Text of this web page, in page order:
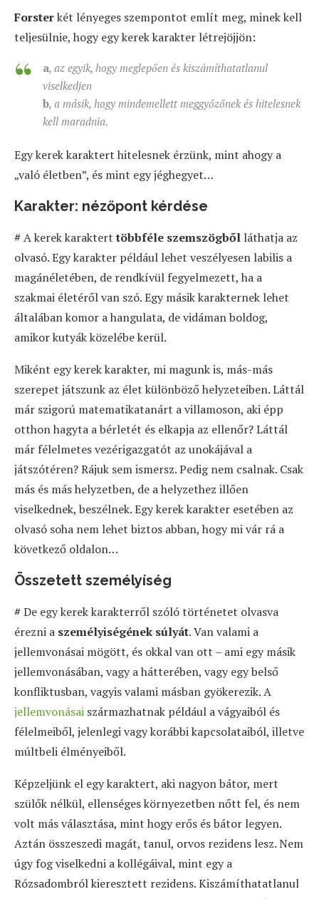
Forsterkét lényeges szempontot említ meg, minek kell
teljesülnie, hogy egy kerek karakter létrejöjjön:
a, az egyik, hogy meglepően és kiszámíthatatlanul
viselkedjen
b, a másik, hogy mindemellett meggyőzőnek és hitelesnek
kell maradnia.
Egy kerek karaktert hitelesnek érzünk, mint ahogy a
„való életben”, és mint egy jéghegyet…
Karakter: nézőpont kérdése
#A kerek karakterttöbbféle szemszögből láthatja az
olvasó. Egy karakter például lehet veszélyesen labilis a
magánéletében, de rendkívül fegyelmezett, ha a
szakmai életéről van szó. Egy másik karakternek lehet
általában komor a hangulata, de vidáman boldog,
amikor kutyák közelébe kerül.
Miként egy kerek karakter, mi magunk is, más-más
szerepet játszunk az élet különböző helyzeteiben. Láttál
már szigorú matematikatanárt a villamoson, aki épp
otthon hagyta a bérletét és elkapja az ellenőr? Láttál
már félelmetes vezérigazgatót az unokájával a
játszótéren? Rájuk sem ismersz. Pedig nem csalnak. Csak
más és más helyzetben, de a helyzethez illően
viselkednek, beszélnek. Egy kerek karakter esetében az
olvasó soha nem lehet biztos abban, hogy mi vár rá a
következő oldalon…
Összetett személyíség
#De egy kerek karakterről szóló történetet olvasva
érezni a személyiségének súlyát. Van valami a
jellemvonásai mögött, és okkal van ott – ami egy másik
jellemvonásában, vagy a hátterében, vagy egy belső
konfliktusban, vagyis valami másban gyökerezik. A
jellemvonásai származhatnak például a vágyaiból és
félelmeiből, jelenlegi vagy korábbi kapcsolataiból, illetve
múltbeli élményeiből.
Képzeljünk el egy karaktert, aki nagyon bátor, mert
szülők nélkül, ellenséges környezetben nőtt fel, és nem
volt más választása, mint hogy erős és bátor legyen.
Aztán összeszedi magát, tanul, orvos rezidens lesz. Nem
úgy fog viselkedni a kollégáival, mint egy a
Rózsadombról kieresztett rezidens. Kiszámíthatatlanul